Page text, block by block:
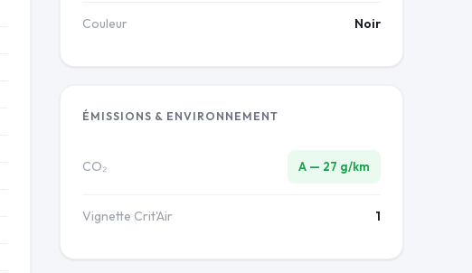
Couleur Noir
ÉMISSIONS & ENVIRONNEMENT
CO₂ A — 27 g/km
Vignette Crit'Air 1